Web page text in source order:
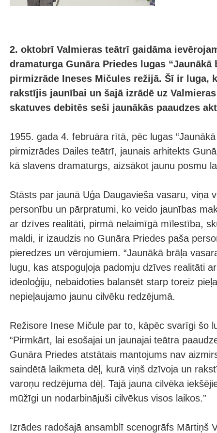
2. oktobrī Valmieras teātrī gaidāma
dramaturga Gunāra Priedes lugas “Jaunākā
pirmizrāde Ineses Mičules režijā. Šī ir luga,
rakstījis jaunībai un šajā izrādē uz
skatuves debitēs seši jaunākās paaudzes
1955. gada 4. februāra rītā, pēc lugas
pirmizrādes Dailes teātrī, jaunais arhitekts
kā slavens dramaturgs, aizsākot jaunu posmu
Stāsts par jaunā Uģa Daugavieša vasaru, viņa
personību un pārpratumi, ko veido jaunības
ar dzīves realitāti, pirmā nelaimīgā mīlestība,
maldi, ir izaudzis no Gunāra Priedes paša
pieredzes un vērojumiem. “Jaunākā brāļa
lugu, kas atspoguļoja padomju dzīves realitāti
ideoloģiju, nebaidoties balansēt starp toreiz
nepieļaujamo jaunu cilvēku redzējumā.
Režisore Inese Mičule par to, kāpēc svarīgi šo
“Pirmkārt, lai esošajai un jaunajai teātra
Gunāra Priedes atstātais mantojums nav
saindētā laikmeta dēļ, kurā viņš dzīvoja un
varoņu redzējuma dēļ. Tajā jauna cilvēka
mūžīgi un nodarbinājuši cilvēkus visos laikos.”
Izrādes radošajā ansamblī scenogrāfs Mārtiņš